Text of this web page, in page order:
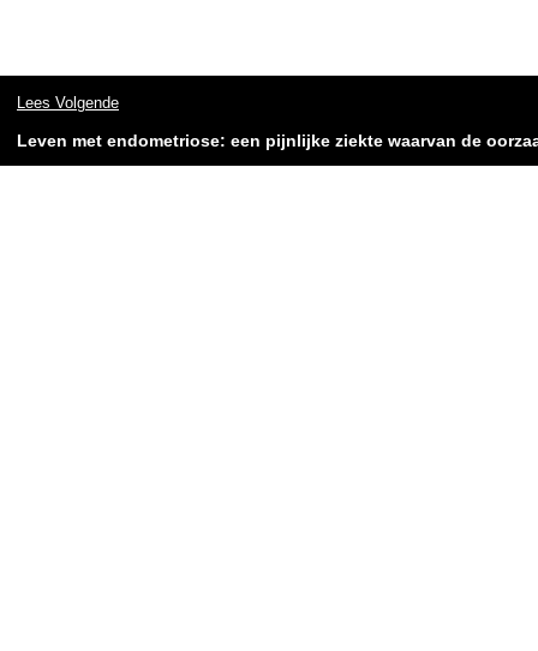
Lees Volgende
Leven met endometriose: een pijnlijke ziekte waarvan de